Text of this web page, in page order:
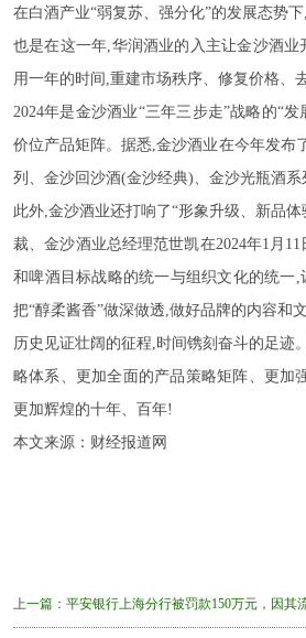
在白酒产业“弱复苏、强分化”的发展态势
也是在这一年,华润酒业的入主让金沙酒
用一年的时间,重建市场秩序、修复价格、
2024年是金沙酒业“三年三步走”战略的“
价位产品矩阵。据悉,金沙酒业在今年发布
列、金沙回沙酒(金沙经典)、金沙光瓶酒
此外,金沙酒业还打响了“形象升级、新品
裁、金沙酒业总经理范世凯在2024年1月
和啤酒目标战略的统一与组织文化的统一
把“醇柔酱香”做深做透,做好品牌的内容和
历史见证壮阔的征程,时间镌刻奋斗的足迹
略体系、更加全面的产品策略矩阵、更加
更加辉煌的十年、百年!
本文来源：财经报道网
上一篇： 平安银行上海分行被罚款150万元，因其